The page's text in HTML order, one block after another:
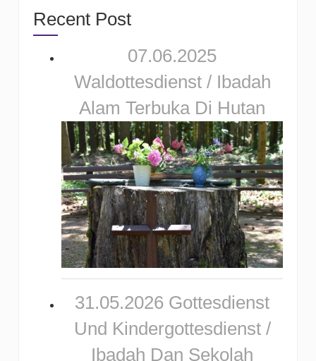
Recent Post
07.06.2025
Waldottesdienst / Ibadah
Alam Terbuka Di Hutan
31.05.2026 Gottesdienst
Und Kindergottesdienst /
Ibadah Dan Sekolah